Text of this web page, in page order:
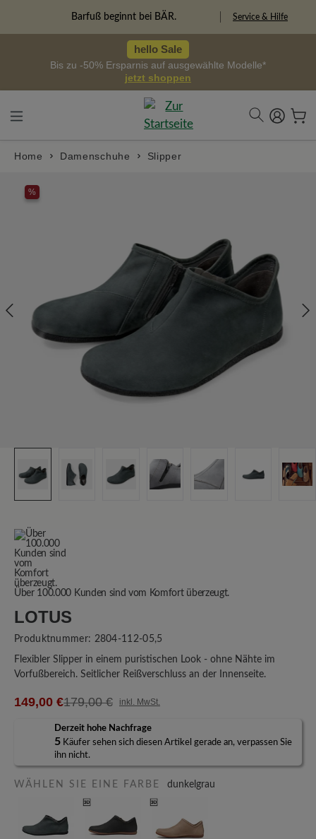
Freiheitspioniere Service & Hilfe
hello Sale
Bis zu -50% Ersparnis auf ausgewählte Modelle*
jetzt shoppen
Home Damenschuhe Slipper
%
Über 100.000 Kunden sind vom Komfort überzeugt.
LOTUS
Produktnummer: 2804-112-05,5
Flexibler Slipper in einem puristischen Look - ohne Nähte im
Vorfußbereich. Seitlicher Reißverschluss an der Innenseite.
149,00 €179,00 € inkl. MwSt.
Derzeit hohe Nachfrage
5 Käufer sehen sich diesen Artikel gerade an, verpassen Sie
ihn nicht.
WÄHLEN SIE EINE FARBE dunkelgrau